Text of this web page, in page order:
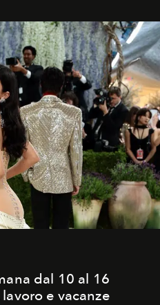
dal 10 al 16
e vacanze